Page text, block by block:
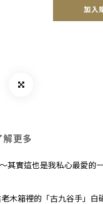
加入
解更多
其實這也是我私心最愛
木箱裡的「古九谷手」